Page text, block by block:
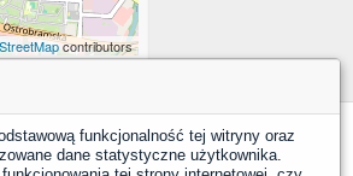
contributors
LinkedIn
X InstagramYouTube
funkcjonalność tej witryny oraz
dane statystyczne użytkownika.